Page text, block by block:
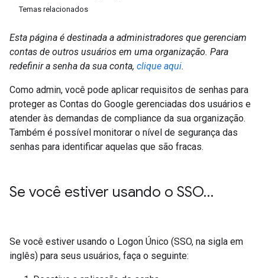
Temas relacionados
Esta página é destinada a administradores que gerenciam
contas de outros usuários em uma organização. Para
redefinir a senha da sua conta, clique aqui.
Como admin, você pode aplicar requisitos de senhas para
proteger as Contas do Google gerenciadas dos usuários e
atender às demandas de compliance da sua organização.
Também é possível monitorar o nível de segurança das
senhas para identificar aquelas que são fracas.
Se você estiver usando o SSO…
Se você estiver usando o Logon Único (SSO, na sigla em
inglês) para seus usuários, faça o seguinte: